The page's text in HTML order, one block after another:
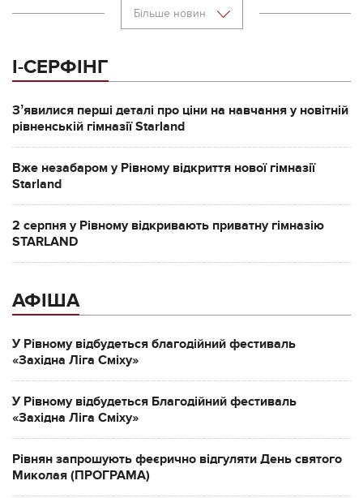
Більше новин
І-СЕРФІНГ
Зʼявилися перші деталі про ціни на навчання у новітній
рівненській гімназії Starland
Вже незабаром у Рівному відкриття нової гімназії
Starland
2 серпня у Рівному відкривають приватну гімназію
STARLAND
АФІША
У Рівному відбудеться благодійний фестиваль
«Західна Ліга Сміху»
У Рівному відбудеться Благодійний фестиваль
«Західна Ліга Сміху»
Рівнян запрошують феєрично відгуляти День святого
Миколая (ПРОГРАМА)